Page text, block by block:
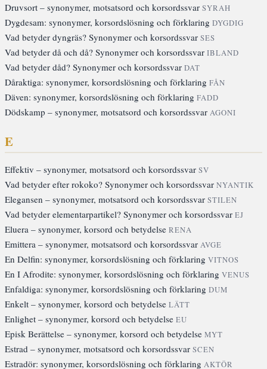
Druvsort – synonymer, motsatsord och korsordssvar SYRAH
Dygdesam: synonymer, korsordslösning och förklaring DYGDIG
Vad betyder dyngräs? Synonymer och korsordssvar SES
Vad betyder då och då? Synonymer och korsordssvar IBLAND
Vad betyder dåd? Synonymer och korsordssvar DAT
Dåraktiga: synonymer, korsordslösning och förklaring FÅN
Däven: synonymer, korsordslösning och förklaring FADD
Dödskamp – synonymer, motsatsord och korsordssvar AGONI
E
Effektiv – synonymer, motsatsord och korsordssvar SV
Vad betyder efter rokoko? Synonymer och korsordssvar NYANTIK
Elegansen – synonymer, motsatsord och korsordssvar STILEN
Vad betyder elementarpartikel? Synonymer och korsordssvar EJ
Eluera – synonymer, korsord och betydelse RENA
Emittera – synonymer, motsatsord och korsordssvar AVGE
En Delfin: synonymer, korsordslösning och förklaring VITNOS
En I Afrodite: synonymer, korsordslösning och förklaring VENUS
Enfaldiga: synonymer, korsordslösning och förklaring DUM
Enkelt – synonymer, korsord och betydelse LÄTT
Enlighet – synonymer, korsord och betydelse EU
Episk Berättelse – synonymer, korsord och betydelse MYT
Estrad – synonymer, motsatsord och korsordssvar SCEN
Estradör: synonymer, korsordslösning och förklaring AKTÖR